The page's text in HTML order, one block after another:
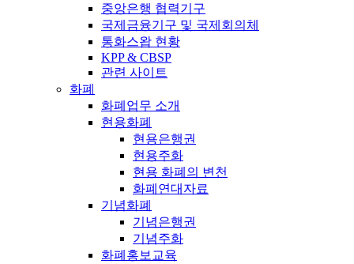
중앙은행 협력기구
국제금융기구 및 국제회의체
통화스왑 현황
KPP & CBSP
관련 사이트
화폐
화폐업무 소개
현용화폐
현용은행권
현용주화
현용 화폐의 변천
화폐연대자료
기념화폐
기념은행권
기념주화
화폐홍보교육